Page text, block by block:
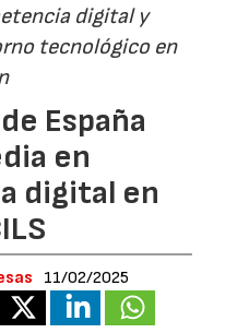
digital y
tecnológico en
España
en
digital en
11/02/2025